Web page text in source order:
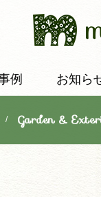
例 お知ら
Garden &